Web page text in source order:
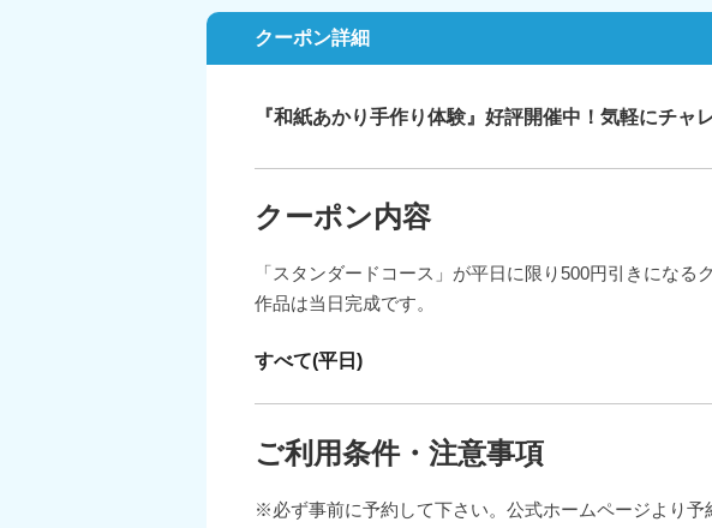
クーポン詳細
『和紙あかり手作り体験』好評開催中！気軽にチャ
クーポン内容
「スタンダードコース」が平日に限り500円引きになる
作品は当日完成です。
すべて(平日)
ご利用条件・注意事項
※必ず事前に予約して下さい。公式ホームページより予